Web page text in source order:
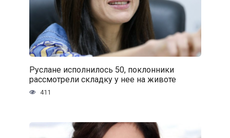
Руслане исполнилось 50, поклонники
рассмотрели складку у нее на животе
411